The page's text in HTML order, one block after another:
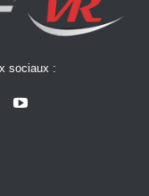
sociaux :